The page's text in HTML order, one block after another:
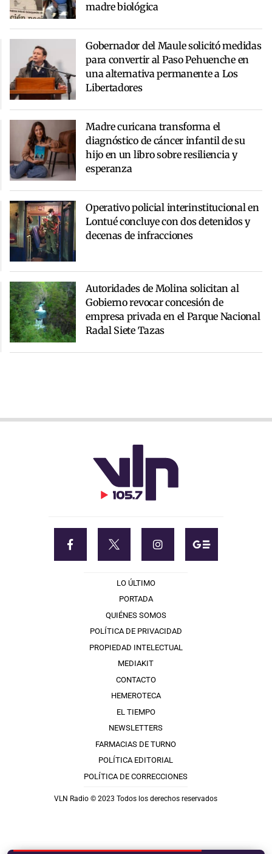
madre biológica
Gobernador del Maule solicitó medidas
para convertir al Paso Pehuenche en
una alternativa permanente a Los
Libertadores
Madre curicana transforma el
diagnóstico de cáncer infantil de su
hijo en un libro sobre resiliencia y
esperanza
Operativo policial interinstitucional en
Lontué concluye con dos detenidos y
decenas de infracciones
Autoridades de Molina solicitan al
Gobierno revocar concesión de
empresa privada en el Parque Nacional
Radal Siete Tazas
LO ÚLTIMO
PORTADA
QUIÉNES SOMOS
POLÍTICA DE PRIVACIDAD
PROPIEDAD INTELECTUAL
MEDIAKIT
CONTACTO
HEMEROTECA
EL TIEMPO
NEWSLETTERS
FARMACIAS DE TURNO
POLÍTICA EDITORIAL
POLÍTICA DE CORRECCIONES
VLN Radio © 2023 Todos los derechos reservados